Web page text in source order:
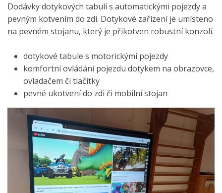
Dodávky dotykových tabulí s automatickými pojezdy a
pevným kotvením do zdi. Dotykové zařízení je umísteno
na pevném stojanu, který je přikotven robustní konzolí.
dotykové tabule s motorickými pojezdy
komfortní ovládání pojezdu dotykem na obrazovce,
ovladačem či tlačítky
pevné ukotvení do zdi či mobilní stojan